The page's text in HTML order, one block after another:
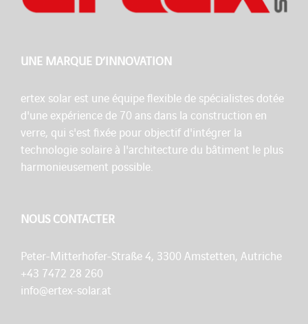
UNE MARQUE D’INNOVATION
ertex solar est une équipe flexible de spécialistes dotée
d'une expérience de 70 ans dans la construction en
verre, qui s'est fixée pour objectif d'intégrer la
technologie solaire à l'architecture du bâtiment le plus
harmonieusement possible.
NOUS CONTACTER
Peter-Mitterhofer-Straße 4, 3300 Amstetten, Autriche
+43 7472 28 260
info@ertex-solar.at